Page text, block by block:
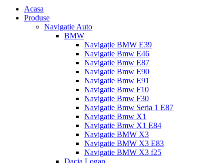
Acasa
Produse
Navigatie Auto
BMW
Navigație BMW E39
Navigatie Bmw E46
Navigatie Bmw E87
Navigatie Bmw E90
Navigatie Bmw E91
Navigatie Bmw F10
Navigatie Bmw F30
Navigatie Bmw Seria 1 E87
Navigatie Bmw X1
Navigatie Bmw X1 E84
Navigatie BMW X3
Navigatie BMW X3 E83
Navigatie BMW X3 f25